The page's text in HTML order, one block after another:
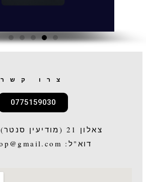
צרו קשר
0775159030
צאלון 21 (מודיעין סנטר), מודיעין
דוא"ל: dyoshop@gmail.com